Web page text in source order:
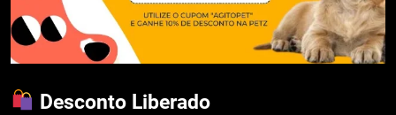
Desconto Liberado